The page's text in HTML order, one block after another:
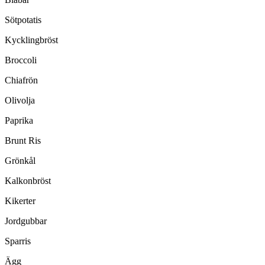
Sötpotatis
Kycklingbröst
Broccoli
Chiafrön
Olivolja
Paprika
Brunt Ris
Grönkål
Kalkonbröst
Kikerter
Jordgubbar
Sparris
Ägg